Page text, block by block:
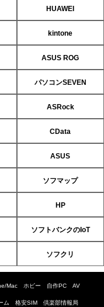
HUAWEI
kintone
ASUS ROG
パソコンSEVEN
ASRock
CData
ASUS
ソフマップ
HP
ソフトバンクのIoT
ソフクリ
Mac ホビー 自作PC AV
ム 格安SIM 倶楽部情報局